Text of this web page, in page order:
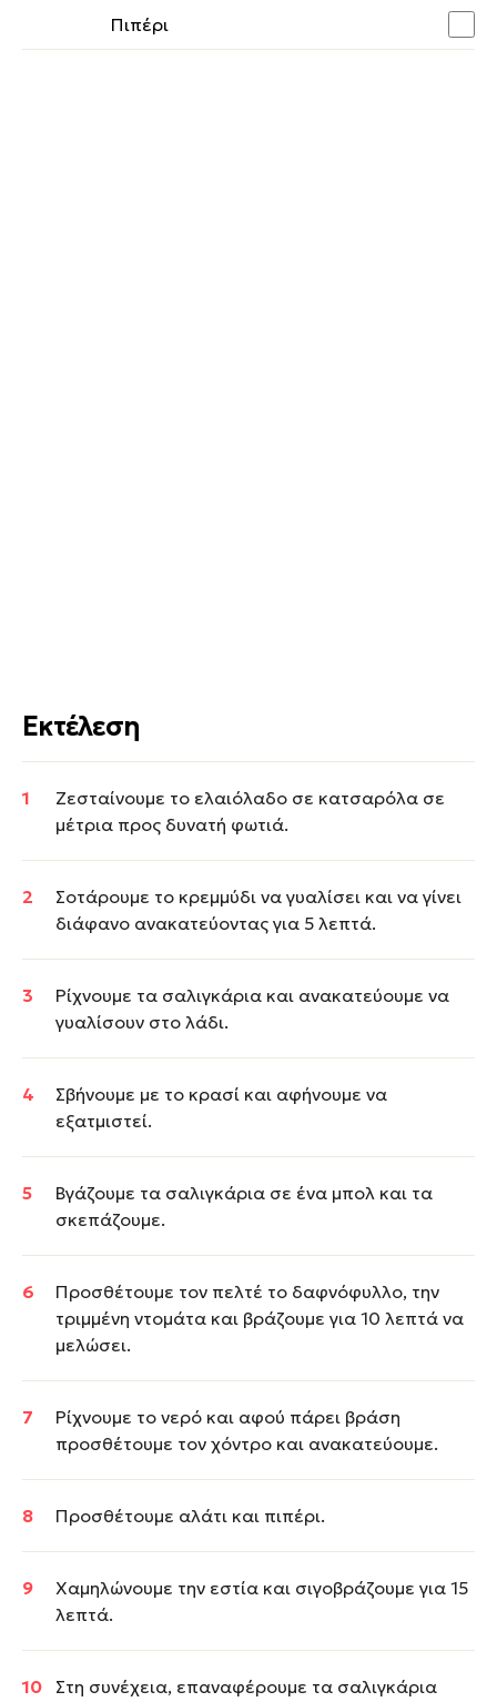
Πιπέρι
Εκτέλεση
Ζεσταίνουμε το ελαιόλαδο σε κατσαρόλα σε
μέτρια προς δυνατή φωτιά.
Σοτάρουμε το κρεμμύδι να γυαλίσει και να γίνει
διάφανο ανακατεύοντας για 5 λεπτά.
Ρίχνουμε τα σαλιγκάρια και ανακατεύουμε να
γυαλίσουν στο λάδι.
Σβήνουμε με το κρασί και αφήνουμε να
εξατμιστεί.
Βγάζουμε τα σαλιγκάρια σε ένα μπολ και τα
σκεπάζουμε.
Προσθέτουμε τον πελτέ το δαφνόφυλλο, την
τριμμένη ντομάτα και βράζουμε για 10 λεπτά να
μελώσει.
Ρίχνουμε το νερό και αφού πάρει βράση
προσθέτουμε τον χόντρο και ανακατεύουμε.
Προσθέτουμε αλάτι και πιπέρι.
Χαμηλώνουμε την εστία και σιγοβράζουμε για 15
λεπτά.
Στη συνέχεια, επαναφέρουμε τα σαλιγκάρια